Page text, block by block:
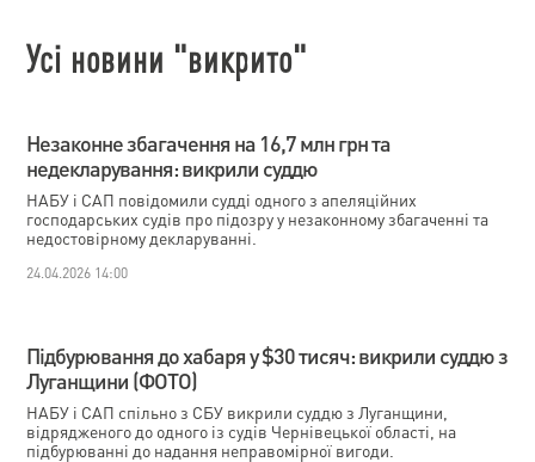
Усі новини "викрито"
Незаконне збагачення на 16,7 млн грн та
недекларування: викрили суддю
НАБУ і САП повідомили судді одного з апеляційних
господарських судів про підозру у незаконному збагаченні та
недостовірному декларуванні.
24.04.2026 14:00
Підбурювання до хабаря у $30 тисяч: викрили суддю з
Луганщини (ФОТО)
НАБУ і САП спільно з СБУ викрили суддю з Луганщини,
відрядженого до одного із судів Чернівецької області, на
підбурюванні до надання неправомірної вигоди.